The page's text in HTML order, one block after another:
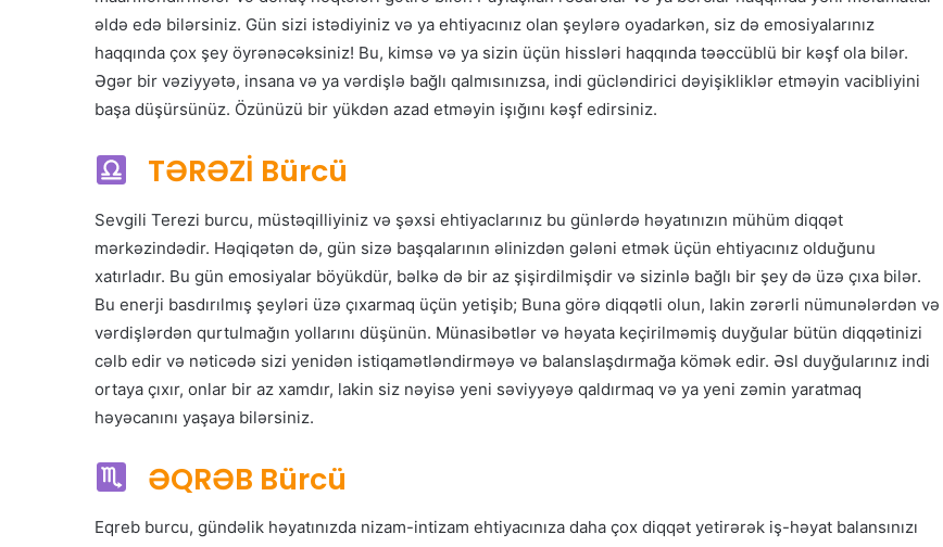
əldə edə bilərsiniz. Gün sizi istədiyiniz və ya ehtiyacınız olan şeylərə oyadarkən, siz də emosiyalarınız
haqqında çox şey öyrənəcəksiniz! Bu, kimsə və ya sizin üçün hissləri haqqında təəccüblü bir kəşf ola bilər.
Əgər bir vəziyyətə, insana və ya vərdişlə bağlı qalmısınızsa, indi gücləndirici dəyişikliklər etməyin vacibliyini
başa düşürsünüz. Özünüzü bir yükdən azad etməyin işığını kəşf edirsiniz.
TƏRƏZİ Bürcü
Sevgili Terezi burcu, müstəqilliyiniz və şəxsi ehtiyaclarınız bu günlərdə həyatınızın mühüm diqqət
mərkəzindədir. Həqiqətən də, gün sizə başqalarının əlinizdən gələni etmək üçün ehtiyacınız olduğunu
xatırladır. Bu gün emosiyalar böyükdür, bəlkə də bir az şişirdilmişdir və sizinlə bağlı bir şey də üzə çıxa bilər.
Bu enerji basdırılmış şeyləri üzə çıxarmaq üçün yetişib; Buna görə diqqətli olun, lakin zərərli nümunələrdən və
vərdişlərdən qurtulmağın yollarını düşünün. Münasibətlər və həyata keçirilməmiş duyğular bütün diqqətinizi
cəlb edir və nəticədə sizi yenidən istiqamətləndirməyə və balanslaşdırmağa kömək edir. Əsl duyğularınız indi
ortaya çıxır, onlar bir az xamdır, lakin siz nəyisə yeni səviyyəyə qaldırmaq və ya yeni zəmin yaratmaq
həyəcanını yaşaya bilərsiniz.
ƏQRƏB Bürcü
Eqreb burcu, gündəlik həyatınızda nizam-intizam ehtiyacınıza daha çox diqqət yetirərək iş-həyat balansınızı